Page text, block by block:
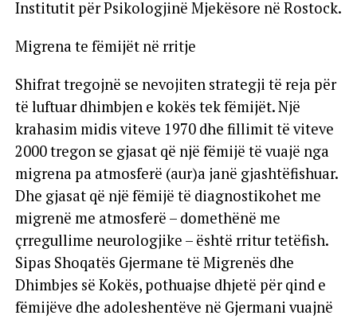
Institutit për Psikologjinë Mjekësore në Rostock.
Migrena te fëmijët në rritje
Shifrat tregojnë se nevojiten strategji të reja për
të luftuar dhimbjen e kokës tek fëmijët. Një
krahasim midis viteve 1970 dhe fillimit të viteve
2000 tregon se gjasat që një fëmijë të vuajë nga
migrena pa atmosferë (aur)a janë gjashtëfishuar.
Dhe gjasat që një fëmijë të diagnostikohet me
migrenë me atmosferë – domethënë me
çrregullime neurologjike – është rritur tetëfish.
Sipas Shoqatës Gjermane të Migrenës dhe
Dhimbjes së Kokës, pothuajse dhjetë për qind e
fëmijëve dhe adoleshentëve në Gjermani vuajnë